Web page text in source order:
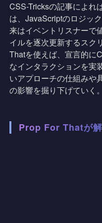
CSS-Tricksの記事によれ
は、JavaScriptのロジッ
来はイベントリスナーで
イルを逐次更新するスク
Thatを使えば、宣言的に
なインタラクションを実
いアプローチの仕組みや
の影響を掘り下げていく。
Prop For Thatが